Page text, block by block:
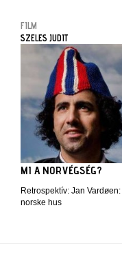
FILM
SZELES JUDIT
MI A NORVÉGSÉG?
Retrospektív: Jan
norske hus